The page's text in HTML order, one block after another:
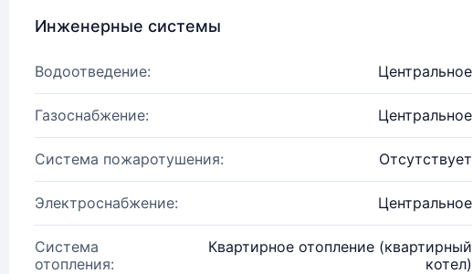
Инженерные системы
Водоотведение: Центральное
Газоснабжение: Центральное
Система пожаротушения: Отсутствует
Электроснабжение: Центральное
Система
отопления:
Квартирное отопление (квартирный
котел)